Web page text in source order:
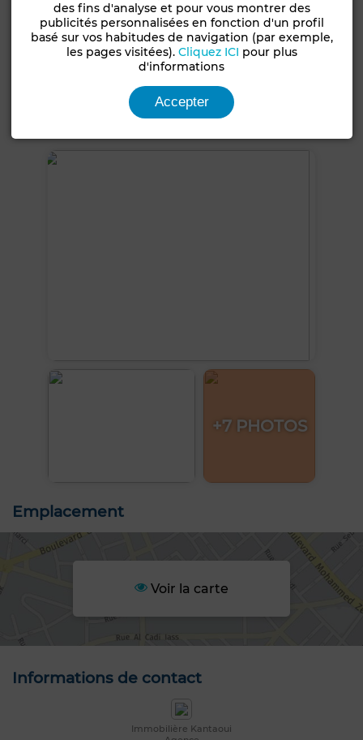
Type de bien
Villa
Jamais habité /
rénové
Terrasse Climatisation
Cuisine équipée
+7 PHOTOS
Emplacement
Voir la carte
Informations de contact
Immobilière Kantaoui
des fins d'analyse et pour vous montrer des
publicités personnalisées en fonction d'un profil
basé sur vos habitudes de navigation (par exemple,
les pages visitées). Cliquez ICI pour plus
d'informations
Accepter